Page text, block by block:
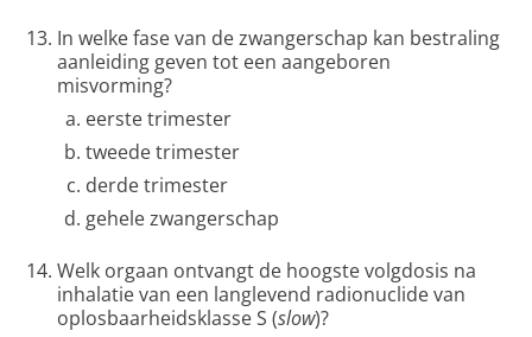
In welke fase van de zwangerschap kan bestraling
aanleiding geven tot een aangeboren
misvorming?
eerste trimester
tweede trimester
derde trimester
gehele zwangerschap
Welk orgaan ontvangt de hoogste volgdosis na
inhalatie van een langlevend radionuclide van
oplosbaarheidsklasse S (slow)?